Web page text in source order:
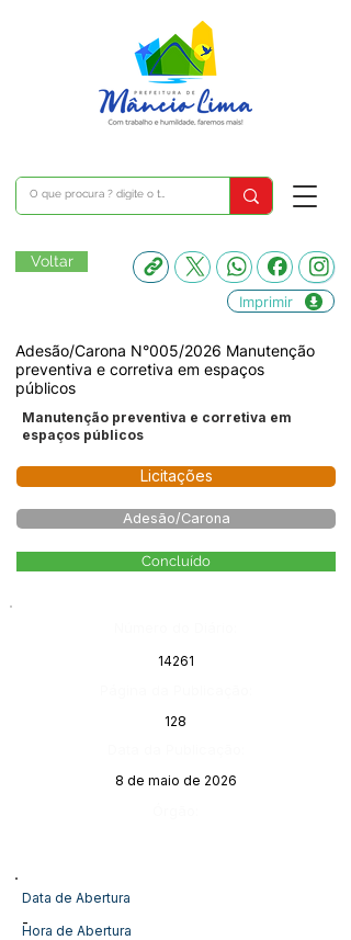
Voltar
Imprimir
Adesão/Carona N°005/2026 Manutenção
preventiva e corretiva em espaços
públicos
Manutenção preventiva e corretiva em
espaços públicos
Licitações
Adesão/Carona
Concluído
14261
128
8 de maio de 2026
Data de Abertura
-
Hora de Abertura